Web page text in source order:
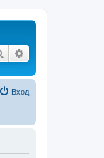
Поиск
Вход